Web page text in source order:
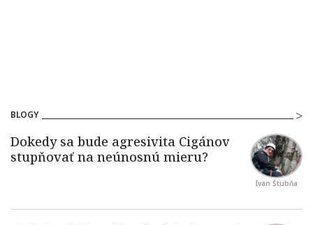
BLOGY
Ivan Štubňa